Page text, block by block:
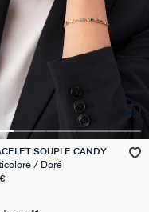
SOUPLE CANDY
/ Doré